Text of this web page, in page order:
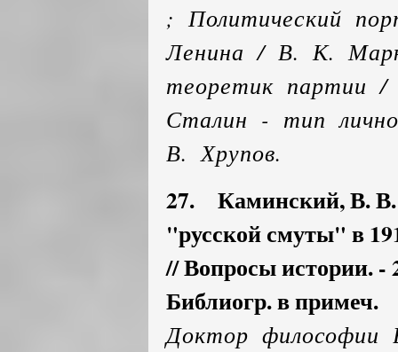
; Политический
Ленина / В. К.
теоретик
Сталин - тип
В. Хрупов.
27. Каминский, В.
"русской смуты" в
// Вопросы истории. -
Библиогр. в примеч.
Доктор философии